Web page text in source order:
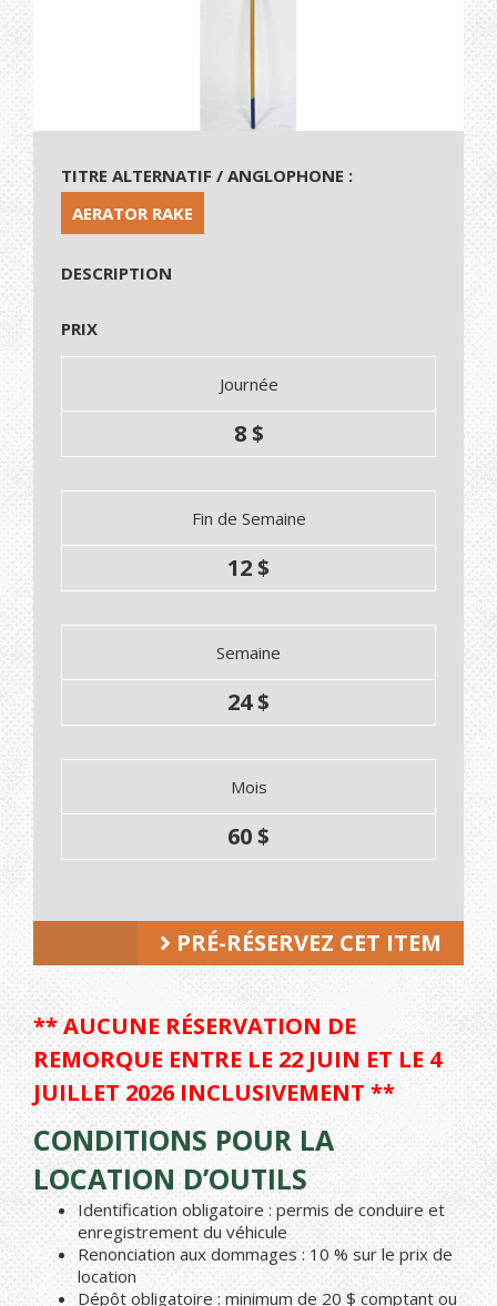
TITRE ALTERNATIF / ANGLOPHONE :
AERATOR RAKE
DESCRIPTION
PRIX
Journée
8 $
Fin de Semaine
12 $
Semaine
24 $
Mois
60 $
PRÉ-RÉSERVEZ CET ITEM
** AUCUNE RÉSERVATION DE
REMORQUE ENTRE LE 22 JUIN ET LE 4
JUILLET 2026 INCLUSIVEMENT **
CONDITIONS POUR LA
LOCATION D’OUTILS
Identification obligatoire : permis de conduire et
enregistrement du véhicule
Renonciation aux dommages : 10 % sur le prix de
location
Dépôt obligatoire : minimum de 20 $ comptant ou